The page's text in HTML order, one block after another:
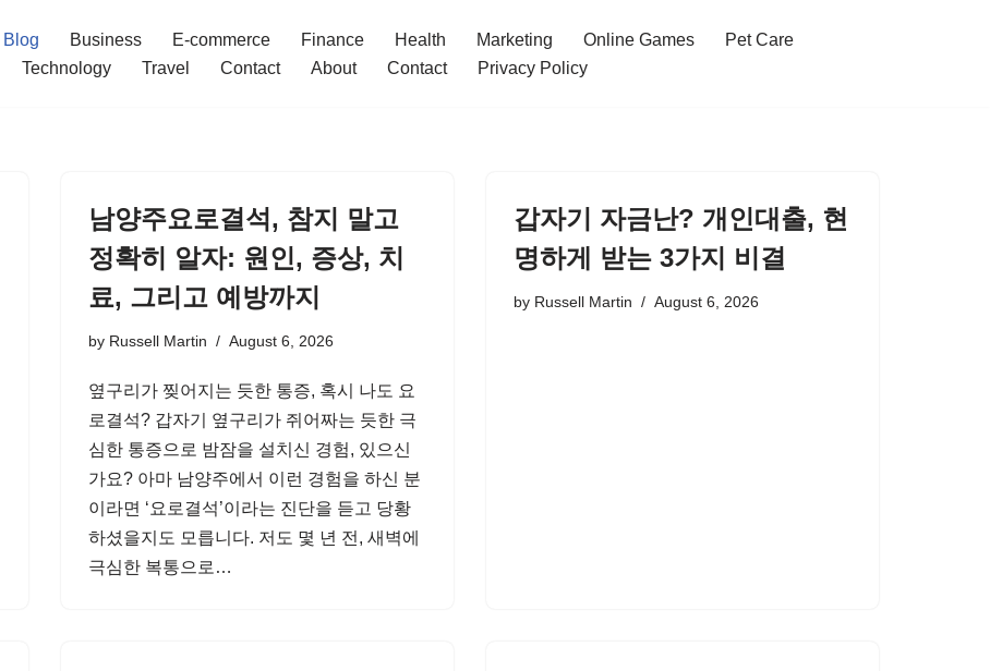
Blog Business E-commerce Finance Health Marketing Online Games
Pet Care
Technology Travel Contact About Contact Privacy Policy
남양주요로결석, 참지 말고
정확히 알자: 원인, 증상, 치
료, 그리고 예방까지
by Russell Martin August 6, 2026
옆구리가 찢어지는 듯한 통증, 혹시 나도 요
로결석? 갑자기 옆구리가 쥐어짜는 듯한 극
심한 통증으로 밤잠을 설치신 경험, 있으신
가요? 아마 남양주에서 이런 경험을 하신 분
이라면 ‘요로결석’이라는 진단을 듣고 당황
하셨을지도 모릅니다. 저도 몇 년 전, 새벽에
극심한 복통으로…
갑자기 자금난? 개인대출, 현
명하게 받는 3가지 비결
by Russell Martin August 6, 2026